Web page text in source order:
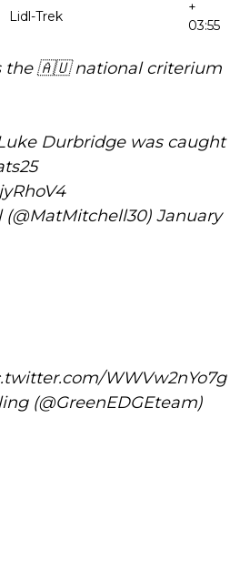
Lidl-Trek
+
03:55
the 🇦🇺 national criterium
Durbridge was caught
January
WWVw2nYo7g
(@GreenEDGEteam)